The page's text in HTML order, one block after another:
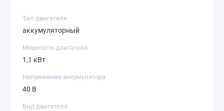
Тип двигателя
аккумуляторный
Мощность двигателя
1,1 кВт
Напряжение аккумулятора
40 В
Вид двигателя